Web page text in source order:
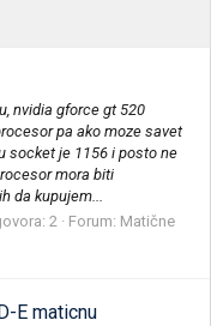
nvidia gforce gt 520
pa ako moze savet
socket je 1156 i posto ne
mora biti
da kupujem...
2 Forum: Matične
E maticnu